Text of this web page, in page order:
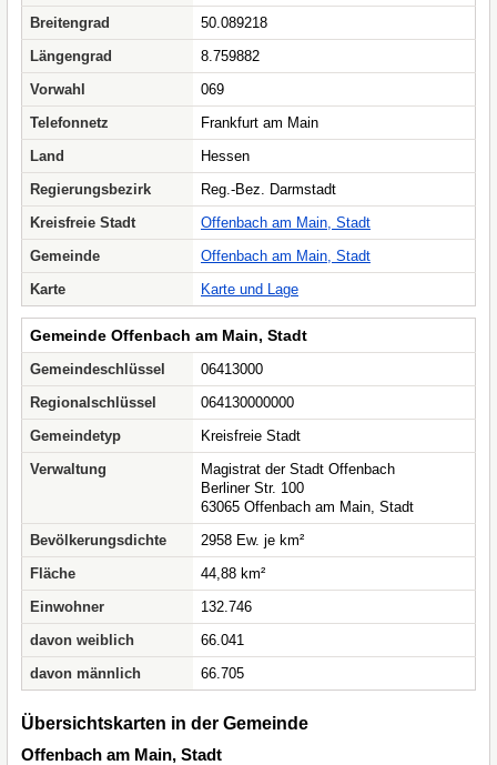
Breitengrad
50.089218
Längengrad
8.759882
Vorwahl
069
Telefonnetz
Frankfurt am Main
Land
Hessen
Regierungsbezirk
Reg.-Bez. Darmstadt
Kreisfreie Stadt
Offenbach am Main, Stadt
Gemeinde
Offenbach am Main, Stadt
Karte
Karte und Lage
Gemeinde Offenbach am Main, Stadt
Gemeindeschlüssel
06413000
Regionalschlüssel
064130000000
Gemeindetyp
Kreisfreie Stadt
Verwaltung
Magistrat der Stadt Offenbach
Berliner Str. 100
63065 Offenbach am Main, Stadt
Bevölkerungsdichte
2958 Ew. je km²
Fläche
44,88 km²
Einwohner
132.746
davon weiblich
66.041
davon männlich
66.705
Übersichtskarten in der Gemeinde
Offenbach am Main, Stadt